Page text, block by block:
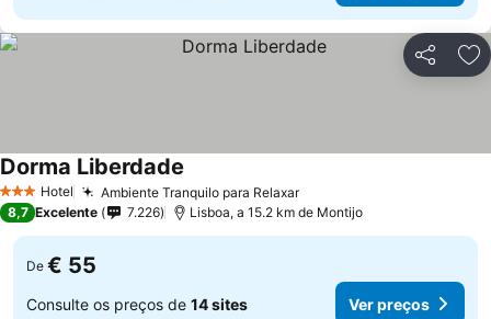
Partilhar
3 EstrelasHotel Ambiente Tranquilo para Relaxar
Dorma Liberdade
8,7 Excelente 7.226 Lisboa, a 15.2 km de Montijo
De € 55
Consulte os preços de 14 sites Ver preços